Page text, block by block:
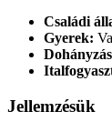
Családi
Gyerek:
Jellemzésük